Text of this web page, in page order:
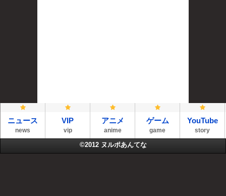
ニュース
news
VIP
vip
アニメ
anime
ゲーム
game
YouTube
story
©2012 ヌルポあんてな